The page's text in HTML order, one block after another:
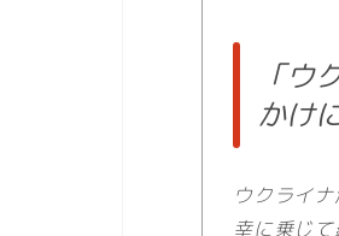
「ウ
かけ
ウクライ
幸に乗じ